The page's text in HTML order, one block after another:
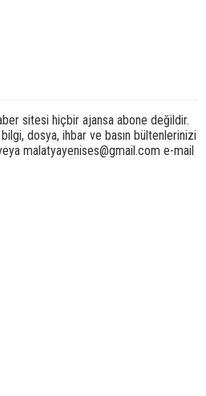
sitesi hiçbir ajansa abone değildir.
dosya, ihbar ve basın bültenlerinizi
malatyayenises@gmail.com e-mail